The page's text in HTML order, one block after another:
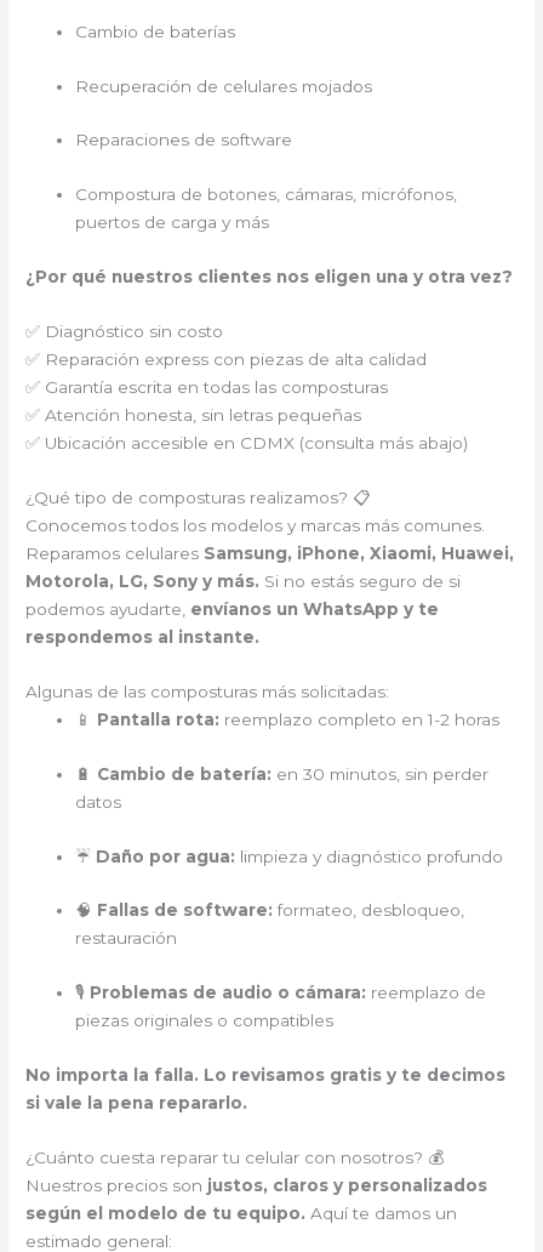
Cambio de baterías
Recuperación de celulares mojados
Reparaciones de software
Compostura de botones, cámaras, micrófonos,
puertos de carga y más
¿Por qué nuestros clientes nos eligen una y otra vez?
✅ Diagnóstico sin costo
✅ Reparación express con piezas de alta calidad
✅ Garantía escrita en todas las composturas
✅ Atención honesta, sin letras pequeñas
✅ Ubicación accesible en CDMX (consulta más abajo)
¿Qué tipo de composturas realizamos? 📋
Conocemos todos los modelos y marcas más comunes.
Reparamos celulares Samsung, iPhone, Xiaomi, Huawei,
Motorola, LG, Sony y más. Si no estás seguro de si
podemos ayudarte, envíanos un WhatsApp y te
respondemos al instante.
Algunas de las composturas más solicitadas:
📱 Pantalla rota: reemplazo completo en 1-2 horas
🔋 Cambio de batería: en 30 minutos, sin perder
datos
☔ Daño por agua: limpieza y diagnóstico profundo
🧠 Fallas de software: formateo, desbloqueo,
restauración
🎙️ Problemas de audio o cámara: reemplazo de
piezas originales o compatibles
No importa la falla. Lo revisamos gratis y te decimos
si vale la pena repararlo.
¿Cuánto cuesta reparar tu celular con nosotros? 💰
Nuestros precios son justos, claros y personalizados
según el modelo de tu equipo. Aquí te damos un
estimado general: